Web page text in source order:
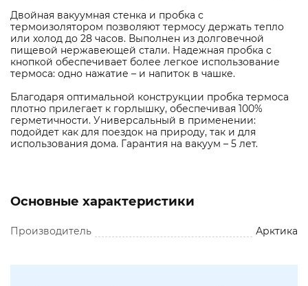
Двойная вакуумная стенка и пробка с
термоизолятором позволяют термосу держать тепло
или холод до 28 часов. Выполнен из долговечной
пищевой нержавеющей стали. Надежная пробка с
кнопкой обеспечивает более легкое использование
термоса: одно нажатие – и напиток в чашке.
Благодаря оптимальной конструкции пробка термоса
плотно прилегает к горлышку, обеспечивая 100%
герметичности. Универсальный в применении:
подойдет как для поездок на природу, так и для
использования дома. Гарантия на вакуум – 5 лет.
Основные характеристики
Производитель Арктика